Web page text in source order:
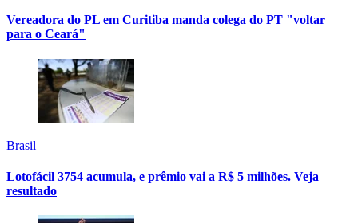
Vereadora do PL em Curitiba manda colega do PT "voltar
para o Ceará"
Brasil
Lotofácil 3754 acumula, e prêmio vai a R$ 5 milhões. Veja
resultado